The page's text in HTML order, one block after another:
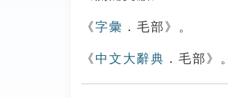
《字彙 ．毛部》。
《 中文大辭典 ．毛部》。